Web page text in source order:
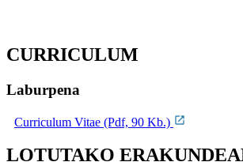
CURRICULUM
Laburpena
Curriculum Vitae (Pdf, 90 Kb.)
LOTUTAKO